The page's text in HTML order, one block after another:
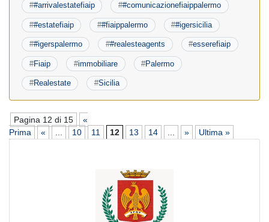
##arrivalestatefiaip ##comunicazionefiaippalermo
##estatefiaip ##fiaippalermo ##igersicilia
##igerspalermo ##realesteagents #esserefiaip
#Fiaip #immobiliare #Palermo
#Realestate #Sicilia
Pagina 12 di 15
«
Prima
« 10 11 12 13 14 » Ultima »